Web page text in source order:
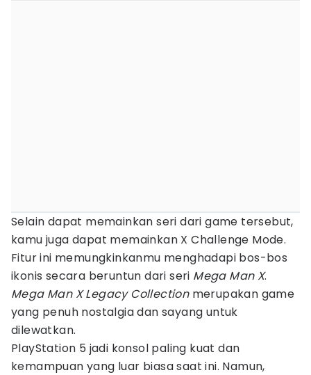
Selain dapat memainkan seri dari game tersebut,
kamu juga dapat memainkan X Challenge Mode.
Fitur ini memungkinkanmu menghadapi bos-bos
ikonis secara beruntun dari seri Mega Man X.
Mega Man X Legacy Collectionmerupakan game
yang penuh nostalgia dan sayang untuk
dilewatkan.
PlayStation 5 jadi konsol paling kuat dan
kemampuan yang luar biasa saat ini. Namun,